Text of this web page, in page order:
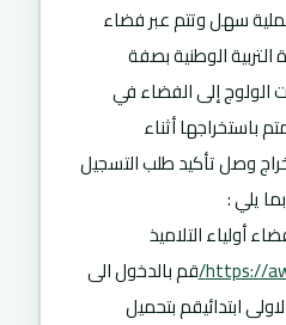
سهل وتتم عبر فضاء
التربية الوطنية بصفة
إلى الفضاء في
باستخراجها أثناء
وصل تأكيد طلب التسجيل
يلي :
أولياء التلاميذ
https:// قم بالدخول الى
ابتدائيقم بتحميل